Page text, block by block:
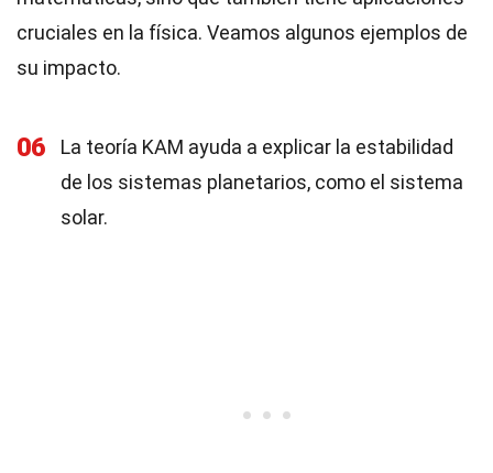
cruciales en la física. Veamos algunos ejemplos de
su impacto.
06
La teoría KAM ayuda a explicar la estabilidad
de los sistemas planetarios, como el sistema
solar.